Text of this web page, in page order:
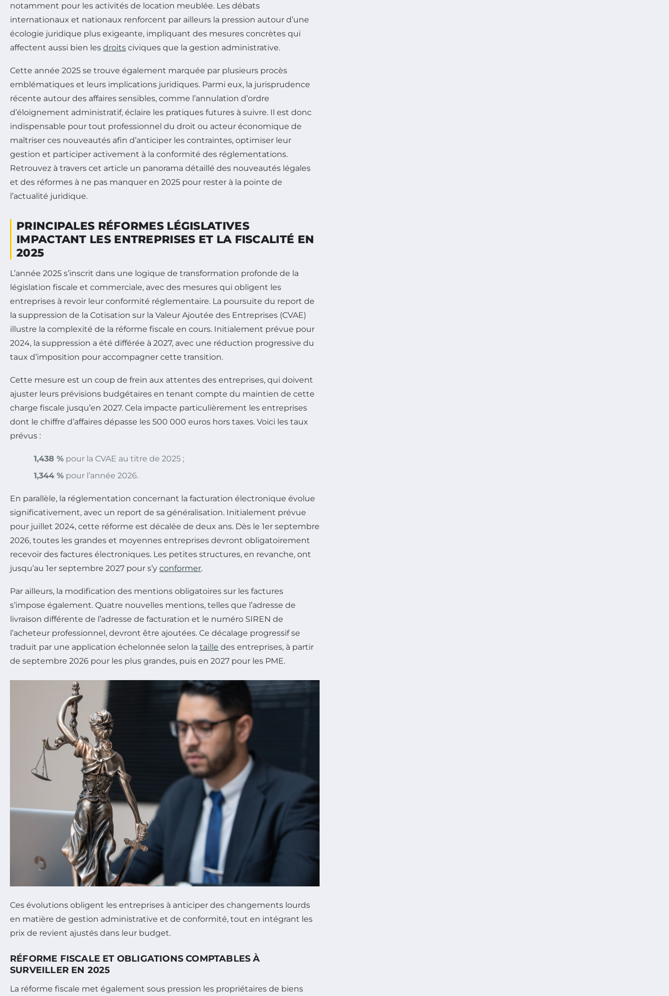
notamment pour les activités de location meublée. Les débats
internationaux et nationaux renforcent par ailleurs la pression autour d’une
écologie juridique plus exigeante, impliquant des mesures concrètes qui
affectent aussi bien les droits civiques que la gestion administrative.
Cette année 2025 se trouve également marquée par plusieurs procès
emblématiques et leurs implications juridiques. Parmi eux, la jurisprudence
récente autour des affaires sensibles, comme l’annulation d’ordre
d’éloignement administratif, éclaire les pratiques futures à suivre. Il est donc
indispensable pour tout professionnel du droit ou acteur économique de
maîtriser ces nouveautés afin d’anticiper les contraintes, optimiser leur
gestion et participer activement à la conformité des réglementations.
Retrouvez à travers cet article un panorama détaillé des nouveautés légales
et des réformes à ne pas manquer en 2025 pour rester à la pointe de
l’actualité juridique.
PRINCIPALES RÉFORMES LÉGISLATIVES
IMPACTANT LES ENTREPRISES ET LA FISCALITÉ EN
2025
L’année 2025 s’inscrit dans une logique de transformation profonde de la
législation fiscale et commerciale, avec des mesures qui obligent les
entreprises à revoir leur conformité réglementaire. La poursuite du report de
la suppression de la Cotisation sur la Valeur Ajoutée des Entreprises (CVAE)
illustre la complexité de la réforme fiscale en cours. Initialement prévue pour
2024, la suppression a été différée à 2027, avec une réduction progressive du
taux d’imposition pour accompagner cette transition.
Cette mesure est un coup de frein aux attentes des entreprises, qui doivent
ajuster leurs prévisions budgétaires en tenant compte du maintien de cette
charge fiscale jusqu’en 2027. Cela impacte particulièrement les entreprises
dont le chiffre d’affaires dépasse les 500 000 euros hors taxes. Voici les taux
prévus :
1,438 % pour la CVAE au titre de 2025 ;
1,344 % pour l’année 2026.
En parallèle, la réglementation concernant la facturation électronique évolue
significativement, avec un report de sa généralisation. Initialement prévue
pour juillet 2024, cette réforme est décalée de deux ans. Dès le 1er septembre
2026, toutes les grandes et moyennes entreprises devront obligatoirement
recevoir des factures électroniques. Les petites structures, en revanche, ont
jusqu’au 1er septembre 2027 pour s’y conformer.
Par ailleurs, la modification des mentions obligatoires sur les factures
s’impose également. Quatre nouvelles mentions, telles que l’adresse de
livraison différente de l’adresse de facturation et le numéro SIREN de
l’acheteur professionnel, devront être ajoutées. Ce décalage progressif se
traduit par une application échelonnée selon la taille des entreprises, à partir
de septembre 2026 pour les plus grandes, puis en 2027 pour les PME.
Ces évolutions obligent les entreprises à anticiper des changements lourds
en matière de gestion administrative et de conformité, tout en intégrant les
prix de revient ajustés dans leur budget.
RÉFORME FISCALE ET OBLIGATIONS COMPTABLES À
SURVEILLER EN 2025
La réforme fiscale met également sous pression les propriétaires de biens